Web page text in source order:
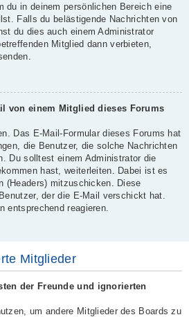
du in deinem persönlichen Bereich eine
Falls du belästigende Nachrichten von
du dies auch einem Administrator
Mitglied dann verbieten,
von einem Mitglied dieses Forums
Das E-Mail-Formular dieses Forums hat
die Benutzer, die solche Nachrichten
Du solltest einem Administrator die
hast, weiterleiten. Dabei ist es
(Headers) mitzuschicken. Diese
der die E-Mail verschickt hat.
entsprechend reagieren.
Mitglieder
der Freunde und ignorierten
um andere Mitglieder des Boards zu